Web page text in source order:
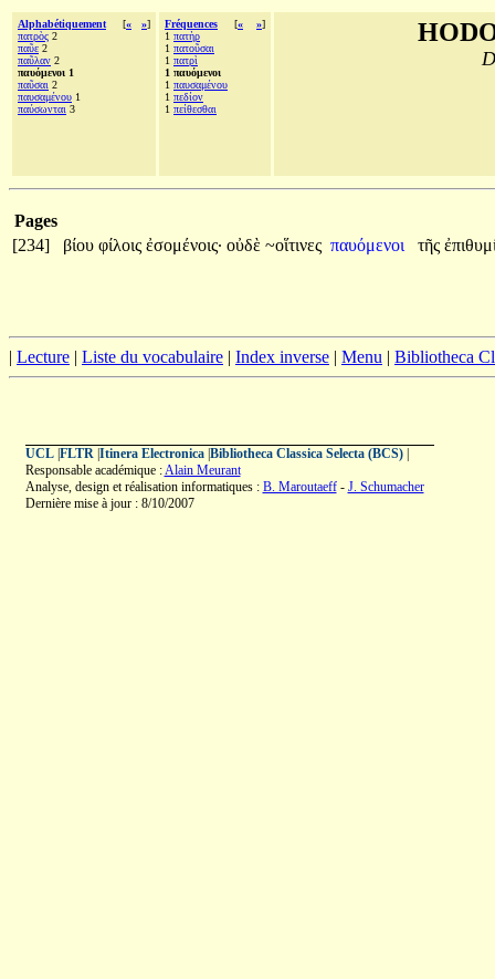
Alphabétiquement [« »]
πατρὸς 2
παῦε 2
παῦλαν 2
παυόμενοι 1
παῦσαι 2
παυσαμένου 1
παύσωνται 3
Fréquences [« »]
1 πατὴρ
1 πατοῦσαι
1 πατρὶ
1 παυόμενοι
1 παυσαμένου
1 πεδίον
1 πείθεσθαι
Pages
[234]
βίου φίλοις ἐσομένοις· οὐδὲ ~οἵτινες παυόμενοι τῆς
| Lecture | Liste du vocabulaire | Index inverse | Menu | Bibliotheca
UCL| FLTR| Itinera Electronica| Bibliotheca Classica Selecta (BCS)|
Responsable académique :Alain Meurant
Analyse, design et réalisation informatiques : B. Maroutaeff- J. Schumacher
Dernière mise à jour : 8/10/2007